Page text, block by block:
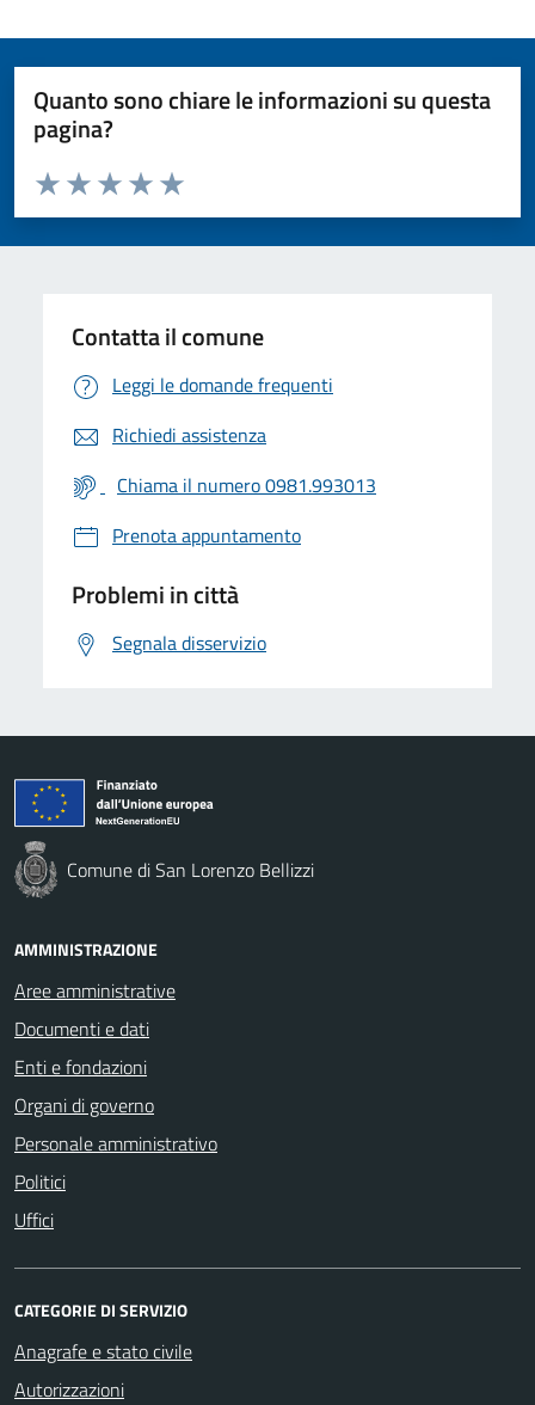
Quanto sono chiare le informazioni su questa
pagina?
Valuta da 1 a 5 stelle la pagina
Valuta 5 stelle su 5
Valuta 4 stelle su 5
Valuta 3 stelle su 5
Valuta 2 stelle su 5
Valuta 1 stelle su 5
Contatta il comune
Leggi le domande frequenti
Richiedi assistenza
Chiama il numero 0981.993013
Prenota appuntamento
Problemi in città
Segnala disservizio
Comune di San Lorenzo Bellizzi
AMMINISTRAZIONE
Aree amministrative
Documenti e dati
Enti e fondazioni
Organi di governo
Personale amministrativo
Politici
Uffici
CATEGORIE DI SERVIZIO
Anagrafe e stato civile
Autorizzazioni